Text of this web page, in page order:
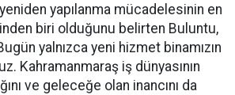
yapılanma mücadelesinin en
biri olduğunu belirten Buluntu,
yalnızca yeni hizmet binamızın
Kahramanmaraş iş dünyasının
ve geleceğe olan inancını da